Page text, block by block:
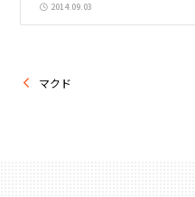
2014.09.03
マクド